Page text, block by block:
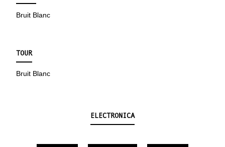
Bruit Blanc
TOUR
Bruit Blanc
ELECTRONICA